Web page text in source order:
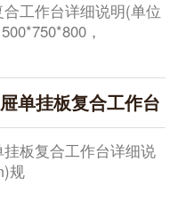
条工作台详细说明(单位
，
格需要定做桌面:总厚
绿色耐磨胶片+48mm
色pvc胶条机压成型桌
单挂板复合工作台
板复合工作台详细说
规